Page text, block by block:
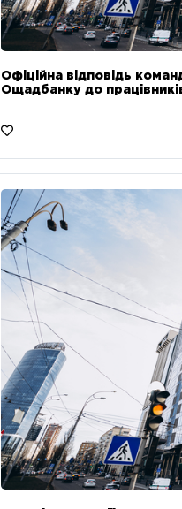
Офіційна відповідь
Ощадбанку до